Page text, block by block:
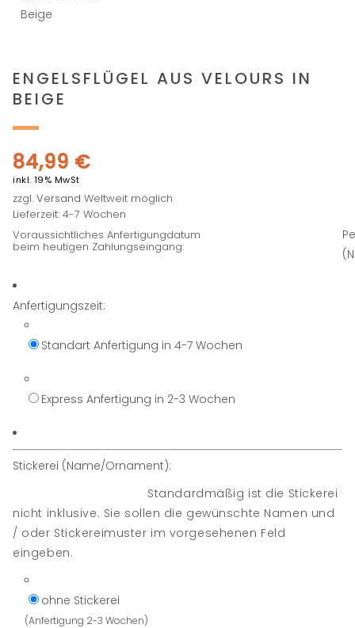
ENGELSFLÜGEL AUS VELOURS IN
BEIGE
84,99 €
inkl. 19% MwSt
zzgl.Versand Weltweit möglich
Lieferzeit: 4-7 Wochen
Voraussichtliches Anfertigungdatum
beim heutigen Zahlungseingang:
Anfertigungszeit:
Standart Anfertigung in 4-7 Wochen
Express Anfertigung in 2-3 Wochen
Stickerei (Name/Ornament):
Standardmäßig ist die Stickerei
nicht inklusive. Sie sollen die gewünschte Namen und
/ oder Stickereimuster im vorgesehenen Feld
eingeben.
ohne Stickerei
(Anfertigung 2-3 Wochen)